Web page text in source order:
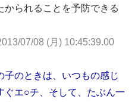
かられることを予防できる
07/08 (月) 10:45:39.00
子のときは、いつもの感じ
ぐエ○チ、そして、たぶん一